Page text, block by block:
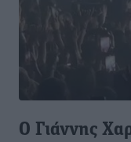
Ο Γιάννης